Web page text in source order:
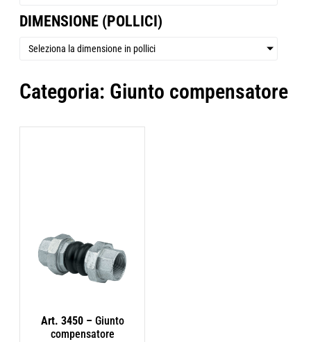
DIMENSIONE (POLLICI)
Seleziona la dimensione in pollici
Categoria: Giunto compensatore
Art. 3450 – Giunto
compensatore